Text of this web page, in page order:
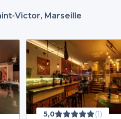
Victor, Marseille
5,0 (1)